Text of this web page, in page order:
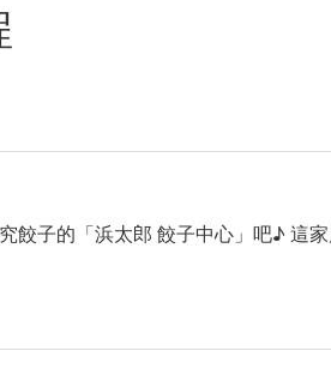
餃子的「浜太郎 餃子中心」吧♪ 這